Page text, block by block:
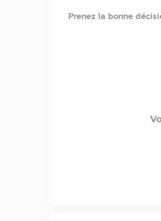
Prenez la bonne